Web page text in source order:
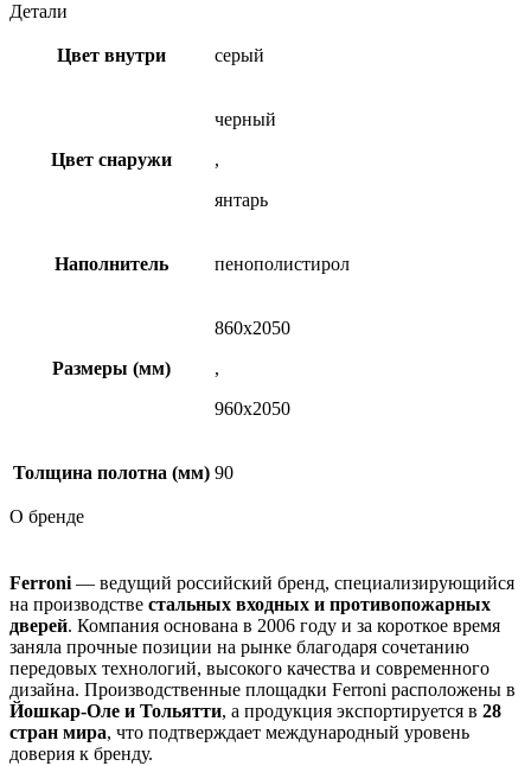
Детали
Цвет внутри серый
Цвет снаружи
черный
,
янтарь
Наполнитель пенополистирол
Размеры (мм)
860х2050
,
960х2050
Толщина полотна (мм) 90
О бренде
Ferroni— ведущий российский бренд, специализирующийся
на производстве стальных входных и противопожарных
дверей. Компания основана в 2006 году и за короткое время
заняла прочные позиции на рынке благодаря сочетанию
передовых технологий, высокого качества и современного
дизайна. Производственные площадки Ferroni расположены в
Йошкар-Оле и Тольятти, а продукция экспортируется в 28
стран мира, что подтверждает международный уровень
доверия к бренду.